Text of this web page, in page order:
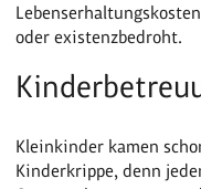
oder existenzbedroht.
Kleinkinder kamen
Kinderkrippe, denn